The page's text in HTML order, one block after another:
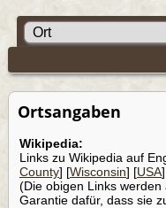
Ortsangaben
Wikipedia:
Links zu Wikipedia auf
County] [Wisconsin] [USA]
(Die obigen Links
Garantie dafür, dass sie